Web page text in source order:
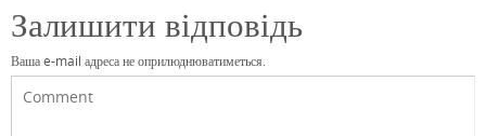
Залишити відповідь
Ваша e-mail адреса не оприлюднюватиметься.